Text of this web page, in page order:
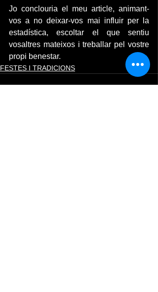
Jo conclouria el meu article, animant-
vos a no deixar-vos mai influir per la
estadística, escoltar el que sentiu
vosaltres mateixos i treballar pel vostre
propi benestar.​
FESTES I TRADICIONS